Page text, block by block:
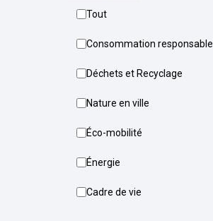
Tout
Consommation responsable
Déchets et Recyclage
Nature en ville
Éco-mobilité
Énergie
Cadre de vie